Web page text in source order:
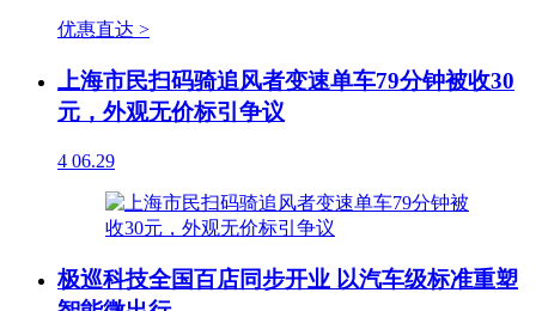
优惠直达 >
上海市民扫码骑追风者变速单车79分钟被收30
元，外观无价标引争议
4 06.29
极巡科技全国百店同步开业 以汽车级标准重塑